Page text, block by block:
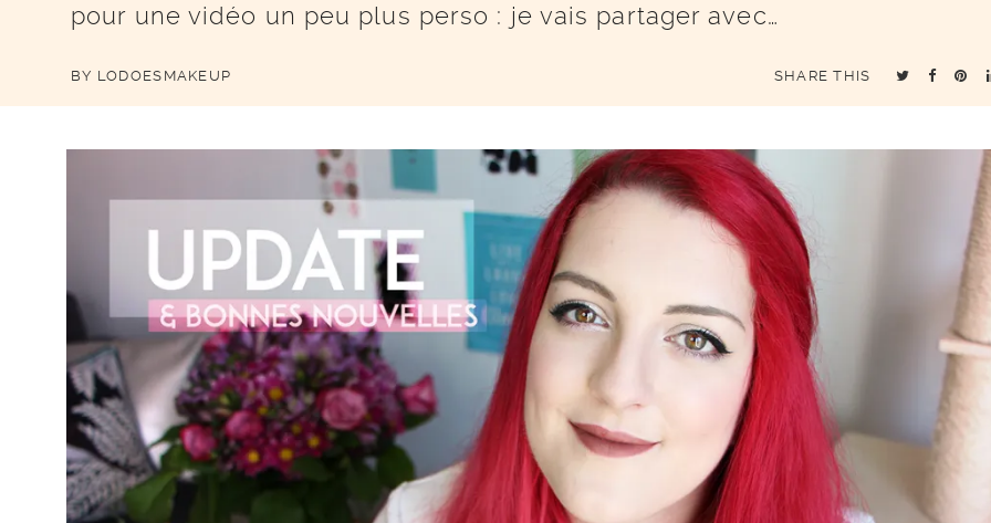
pour une vidéo un peu plus perso : je vais partager avec…
BY LODOESMAKEUP SHARE THIS